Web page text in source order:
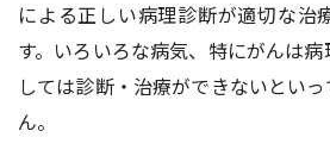
による正しい病理診断が適切な治
す。いろいろな病気、特にがんは
しては診断・治療ができないとい
ん。